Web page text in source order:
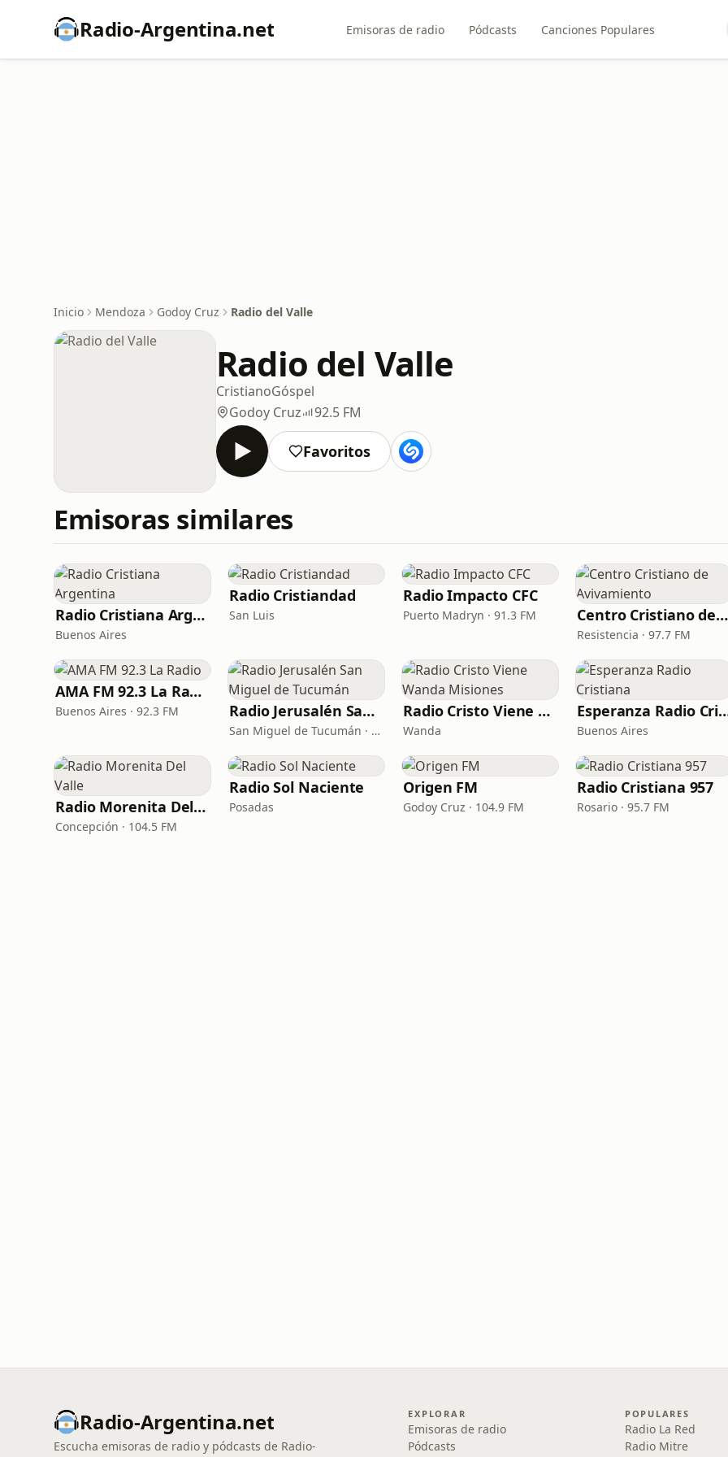
Radio-Argentina.net Emisoras de radio Pódcasts Canciones Populares
Inicio Mendoza Godoy Cruz Radio del Valle
Radio del Valle
CristianoGóspel
Godoy Cruz
92.5 FM
Favoritos
Emisoras similares
Radio Cristiana Argentina
Buenos Aires
Radio Cristiandad
San Luis
Radio Impacto CFC
Puerto Madryn · 91.3 FM Centro Cristiano de Avivamiento
Resistencia · 97.7 FM
AMA FM 92.3 La Radio
Buenos Aires · 92.3 FM Radio Jerusalén San Miguel de Tucumán
San Miguel de Tucumán · 90.9 FM
Radio Cristo Viene Wanda Misiones
Wanda
Esperanza
Buenos Aires
Radio Morenita Del Valle
Concepción · 104.5 FM
Radio Sol Naciente
Posadas
Origen FM
Godoy Cruz · 104.9 FM
Radio Cristiana 957
Rosario · 95.7 FM
Radio-Argentina.net
Escucha emisoras de radio y pódcasts de Radio-
EXPLORAR
Emisoras de radio
Pódcasts
POPULARES
Radio La Red
Radio Mitre